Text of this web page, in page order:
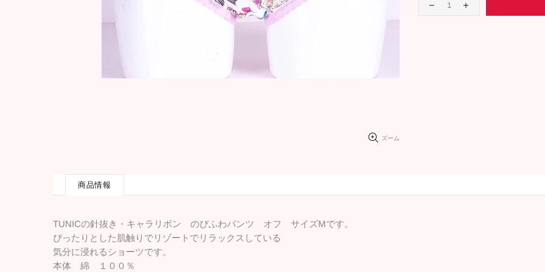
ズーム
商品情報
TUNICの針抜き・キャラリボン のびふわパンツ オフ サイズMです。
ぴったりとした肌触りでリゾートでリラックスしている
気分に浸れるショーツです。
本体 綿 １００％